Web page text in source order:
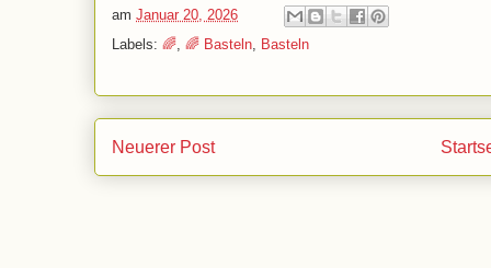
am Januar 20, 2026
Labels: 🌈 🌈 Basteln Basteln
Neuerer Post